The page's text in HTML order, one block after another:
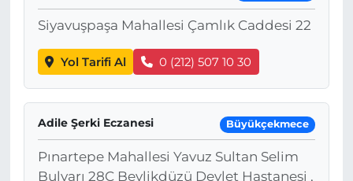
Siyavuşpaşa Mahallesi Çamlık Caddesi 22
Yol Tarifi Al 0 (212) 507 10 30
Adile Şerki Eczanesi Büyükçekmece
Pınartepe Mahallesi Yavuz Sultan Selim
Bulvarı 28C Beylikdüzü Devlet Hastanesi ,